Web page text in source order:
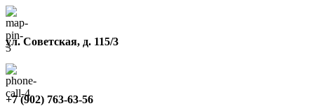
ул. Советская, д. 115/3
+7 (902) 763-63-56